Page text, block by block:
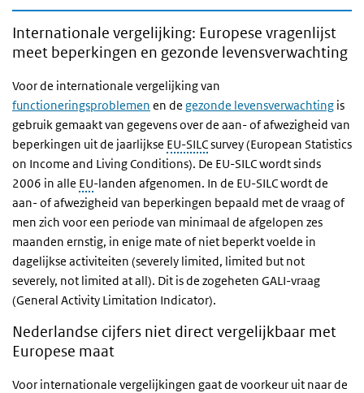
Internationale vergelijking: Europese vragenlijst
meet beperkingen en gezonde levensverwachting
Voor de internationale vergelijking van
functioneringsproblemen en de gezonde levensverwachting is
gebruik gemaakt van gegevens over de aan- of afwezigheid van
beperkingen uit de jaarlijkse EU-SILCsurvey (European Statistics
on Income and Living Conditions). De EU-SILC wordt sinds
2006 in alle EU-landen afgenomen. In de EU-SILC wordt de
aan- of afwezigheid van beperkingen bepaald met de vraag of
men zich voor een periode van minimaal de afgelopen zes
maanden ernstig, in enige mate of niet beperkt voelde in
dagelijkse activiteiten (severely limited, limited but not
severely, not limited at all). Dit is de zogeheten GALI-vraag
(General Activity Limitation Indicator).
Nederlandse cijfers niet direct vergelijkbaar met
Europese maat
Voor internationale vergelijkingen gaat de voorkeur uit naar de